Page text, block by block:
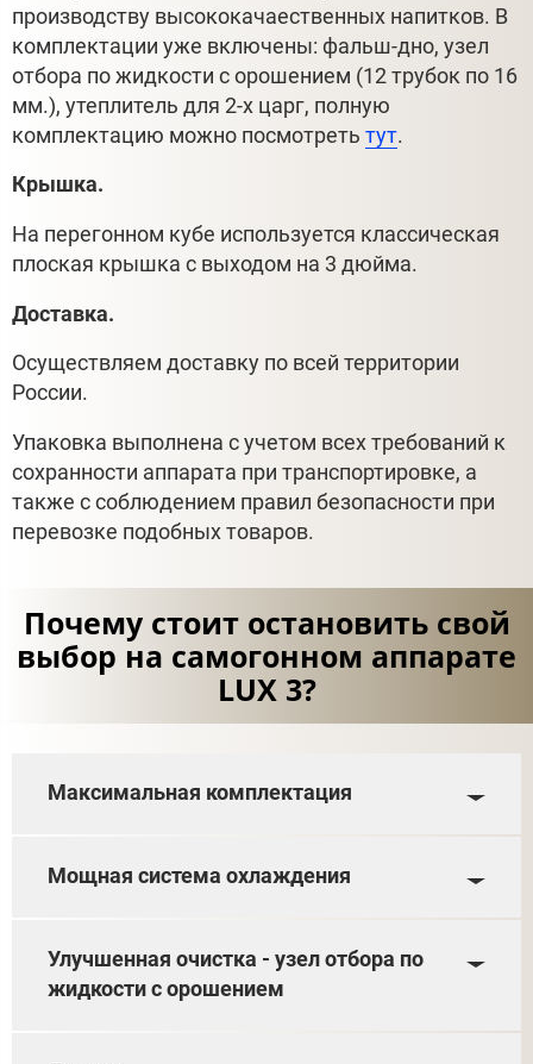
производству высококачаественных напитков. В
комплектации уже включены: фальш-дно, узел
отбора по жидкости с орошением (12 трубок по 16
мм.), утеплитель для 2-х царг, полную
комплектацию можно посмотреть тут.
Крышка.
На перегонном кубе используется классическая
плоская крышка с выходом на 3 дюйма.
Доставка.
Осуществляем доставку по всей территории
России.
Упаковка выполнена с учетом всех требований к
сохранности аппарата при транспортировке, а
также с соблюдением правил безопасности при
перевозке подобных товаров.
Почему стоит остановить свой
выбор на самогонном аппарате
LUX 3?
Максимальная комплектация
Мощная система охлаждения
Улучшенная очистка - узел отбора по
жидкости с орошением